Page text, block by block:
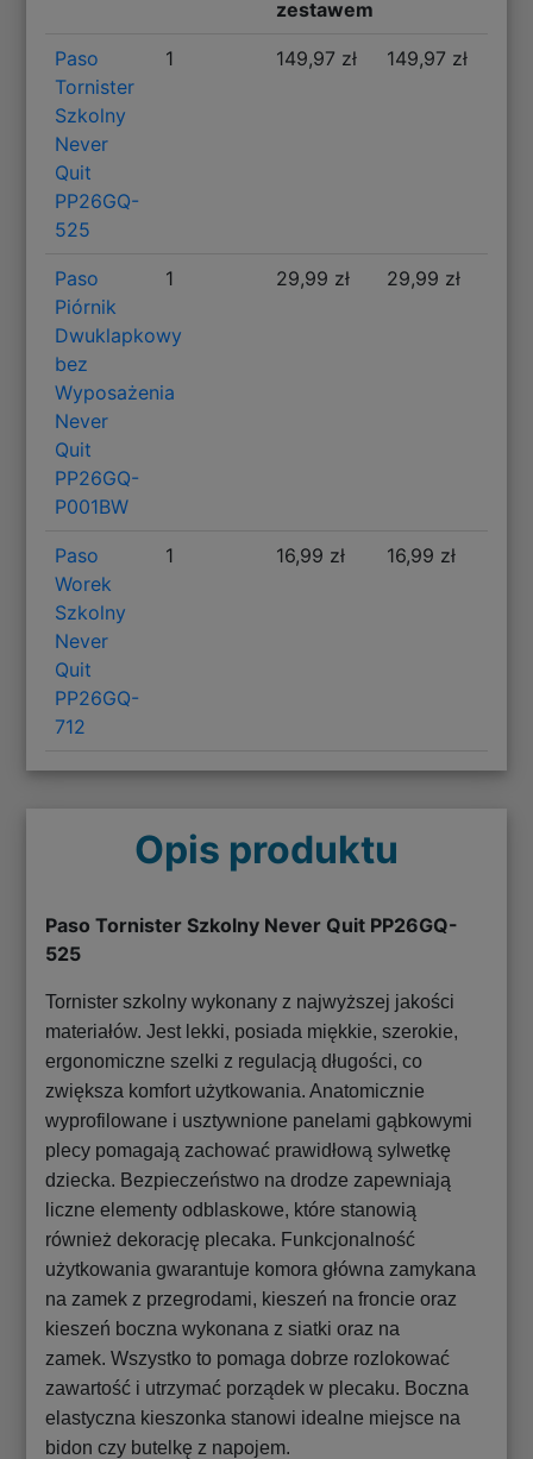
zestawem
Paso
Tornister
Szkolny
Never
Quit
PP26GQ-
525
1 149,97 zł 149,97 zł
Paso
Piórnik
Dwuklapkowy
bez
Wyposażenia
Never
Quit
PP26GQ-
P001BW
1 29,99 zł 29,99 zł
Paso
Worek
Szkolny
Never
Quit
PP26GQ-
712
1 16,99 zł 16,99 zł
Opis produktu
Paso Tornister Szkolny Never Quit PP26GQ-
525
Tornister szkolny wykonany z najwyższej jakości
materiałów. Jest lekki, posiada miękkie, szerokie,
ergonomiczne szelki z regulacją długości, co
zwiększa komfort użytkowania. Anatomicznie
wyprofilowane i usztywnione panelami gąbkowymi
plecy pomagają zachować prawidłową sylwetkę
dziecka. Bezpieczeństwo na drodze zapewniają
liczne elementy odblaskowe, które stanowią
również dekorację plecaka. Funkcjonalność
użytkowania gwarantuje komora główna zamykana
na zamek z przegrodami, kieszeń na froncie oraz
kieszeń boczna wykonana z siatki oraz na
zamek. Wszystko to pomaga dobrze rozlokować
zawartość i utrzymać porządek w plecaku. Boczna
elastyczna kieszonka stanowi idealne miejsce na
bidon czy butelkę z napojem.